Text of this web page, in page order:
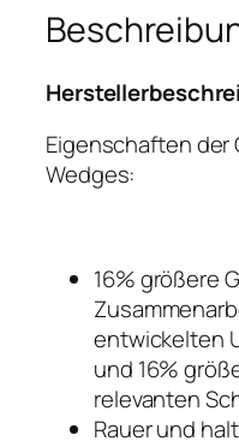
Eigenschaften der
Wedges:
16% größere
entwickelten
und 16%
relevanten
Rauer und